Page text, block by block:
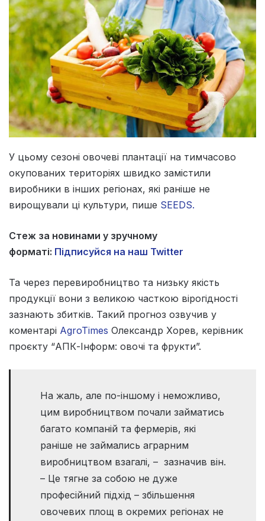
У цьому сезоні овочеві плантації на тимчасово
окупованих територіях швидко замістили
виробники в інших регіонах, які раніше не
вирощували ці культури, пише SEEDS.
Стеж за новинами у зручному
форматі: Підписуйся на наш Twitter
Та через перевиробництво та низьку якість
продукції вони з великою часткою вірогідності
зазнають збитків. Такий прогноз озвучив у
коментарі AgroTimes Олександр Хорев, керівник
проєкту “АПК-Інформ: овочі та фрукти”.
На жаль, але по-іншому і неможливо,
цим виробництвом почали займатись
багато компаній та фермерів, які
раніше не займались аграрним
виробництвом взагалі, – зазначив він.
– Це тягне за собою не дуже
професійний підхід – збільшення
овочевих площ в окремих регіонах не